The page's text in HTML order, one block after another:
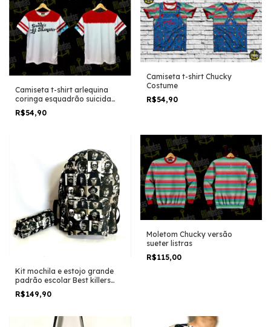
Camiseta t-shirt arlequina
coringa esquadrão suicida
camisa para fantasia
personagem filme
R$54,90
Camiseta t-shirt Chucky
Costume
R$54,90
Kit mochila e estojo grande
padrão escolar Best killers
personagens de filme de
terror horror trash halloween
R$149,90
Moletom Chucky versão
sueter listras
R$115,00